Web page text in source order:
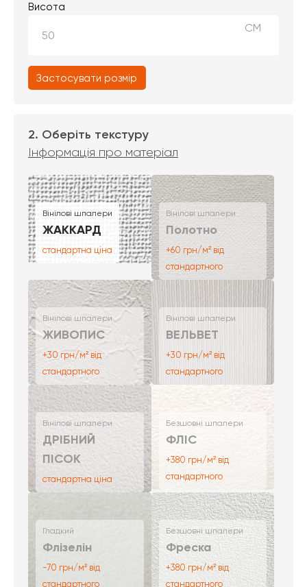
Висота
СМ
Застосувати розмір
2. Оберіть текстуру
Інформація про матеріал
Вінілові шпалери
ЖАККАРД
стандартна ціна
Вінілові шпалери
Полотно
+60 грн/м² від
стандартного
Вінілові шпалери
ЖИВОПИС
+30 грн/м² від
стандартного
Вінілові шпалери
ВЕЛЬВЕТ
+30 грн/м² від
стандартного
Вінілові шпалери
ДРІБНИЙ
ПІСОК
стандартна ціна
Безшовні шпалери
ФЛІС
+380 грн/м² від
стандартного
Гладкий
Флізелін
-70 грн/м² від
стандартного
Безшовні шпалери
Фреска
+380 грн/м² від
стандартного